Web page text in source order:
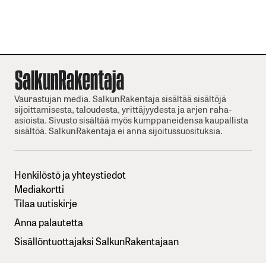
Vaurastujan media. SalkunRakentaja sisältää sisältöjä
sijoittamisesta, taloudesta, yrittäjyydesta ja arjen raha-
asioista. Sivusto sisältää myös kumppaneidensa kaupallista
sisältöä. SalkunRakentaja ei anna sijoitussuosituksia.
Henkilöstö ja yhteystiedot
Mediakortti
Tilaa uutiskirje
Anna palautetta
Sisällöntuottajaksi SalkunRakentajaan